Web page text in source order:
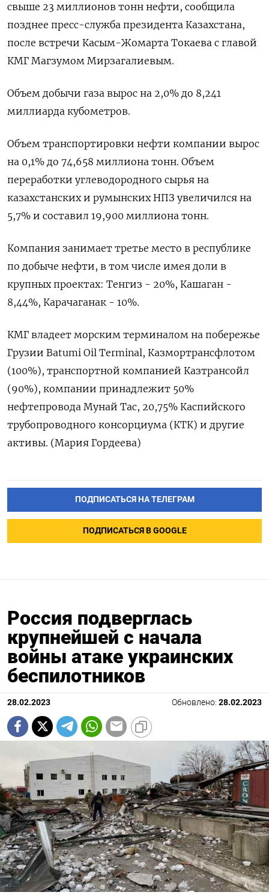
свыше 23 миллионов тонн нефти, сообщила
позднее пресс-служба президента Казахстана,
после встречи Касым-Жомарта Токаева с главой
КМГ Магзумом Мирзагалиевым.
Объем добычи газа вырос на 2,0% до 8,241
миллиарда кубометров.
Объем транспортировки нефти компании вырос
на 0,1% до 74,658 миллиона тонн. Объем
переработки углеводородного сырья на
казахстанских и румынских НПЗ увеличился на
5,7% и составил 19,900 миллиона тонн.
Компания занимает третье место в республике
по добыче нефти, в том числе имея доли в
крупных проектах: Тенгиз - 20%, Кашаган -
8,44%, Карачаганак - 10%.
КМГ владеет морским терминалом на побережье
Грузии Batumi Oil Terminal, Казмортрансфлотом
(100%), транспортной компанией Казтрансойл
(90%), компании принадлежит 50%
нефтепровода Мунай Тас, 20,75% Каспийского
трубопроводного консорциума (КТК) и другие
активы. (Мария Гордеева)
ПОДПИСАТЬСЯ НА ТЕЛЕГРАМ
ПОДПИСАТЬСЯ В GOOGLE
Россия подверглась
крупнейшей с начала
войны атаке украинских
беспилотников
28.02.2023 Обновлено: 28.02.2023